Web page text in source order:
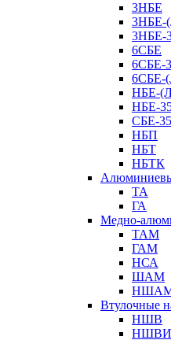
3НБЕ
3НБЕ-
3НБЕ-
6СБЕ
6СБЕ-
6СБЕ-
НБЕ-
НБЕ-
СБЕ-35
НБП
НБТ
НБТК
ТА
ГА
Медно-
ТАМ
ГАМ
НСА
ШАМ
Втулочные
НШВ
НШВИ